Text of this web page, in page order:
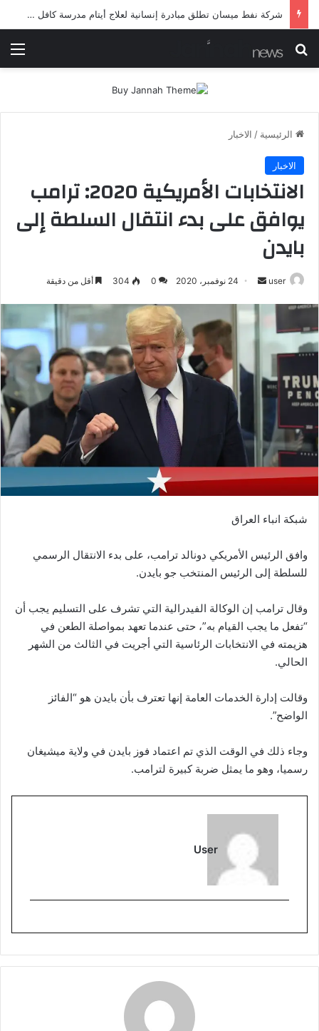
شرطة ميسان تلقي القبض على مطلقي العيارات النارية أثناء تشييع جنائزي في العمارة
بحث عن
الرئيسية / الاخبار
الاخبار
الانتخابات الأمريكية 2020: ترامب
يوافق على بدء انتقال السلطة إلى
بايدن
user
أرسل
إلكترونيا
24 نوفمبر، 2020 0
304 أقل من دقيقة
شبكة انباء العراق
وافق الرئيس الأمريكي دونالد ترامب، على بدء الانتقال الرسمي
للسلطة إلى الرئيس المنتخب جو بايدن.
وقال ترامب إن الوكالة الفيدرالية التي تشرف على التسليم يجب أن
“تفعل ما يجب القيام به”، حتى عندما تعهد بمواصلة الطعن في
هزيمته في الانتخابات الرئاسية التي أجريت في الثالث من الشهر
الحالي.
وقالت إدارة الخدمات العامة إنها تعترف بأن بايدن هو “الفائز
الواضح”.
وجاء ذلك في الوقت الذي تم اعتماد فوز بايدن في ولاية ميشيغان
رسميا، وهو ما يمثل ضربة كبيرة لترامب.
User